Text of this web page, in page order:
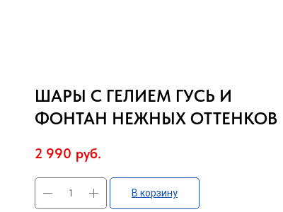
ШАРЫ С ГЕЛИЕМ ГУСЬ И
ФОНТАН НЕЖНЫХ ОТТЕНКОВ
2 990 руб.
В корзину